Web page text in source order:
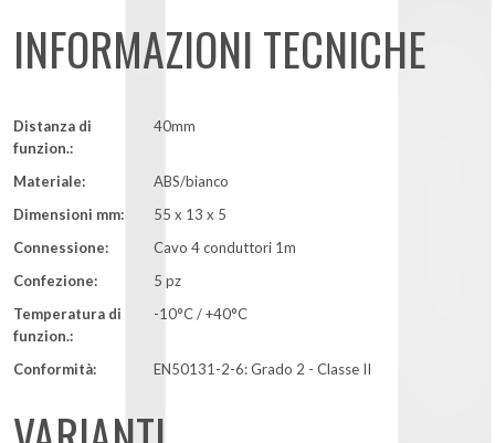
INFORMAZIONI TECNICHE
Distanza di
funzion.:
40mm
Materiale:
ABS/bianco
Dimensioni mm:
55 x 13 x 5
Connessione:
Cavo 4 conduttori 1m
Confezione:
5 pz
Temperatura di
funzion.:
-10°C / +40°C
Conformità: EN50131-2-6: Grado 2 - Classe II